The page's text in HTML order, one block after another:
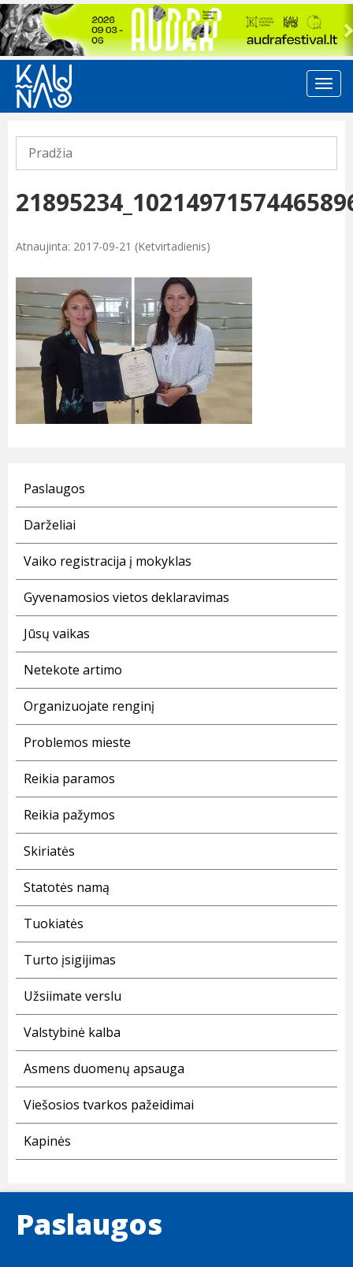
Previous
Pradžia
Atnaujinta: 2017-09-21 (Ketvirtadienis)
Paslaugos
Darželiai
Vaiko registracija į mokyklas
Gyvenamosios vietos deklaravimas
Jūsų vaikas
Netekote artimo
Organizuojate renginį
Problemos mieste
Reikia paramos
Reikia pažymos
Skiriatės
Statotės namą
Tuokiatės
Turto įsigijimas
Užsiimate verslu
Valstybinė kalba
Asmens duomenų apsauga
Viešosios tvarkos pažeidimai
Kapinės
Paslaugos